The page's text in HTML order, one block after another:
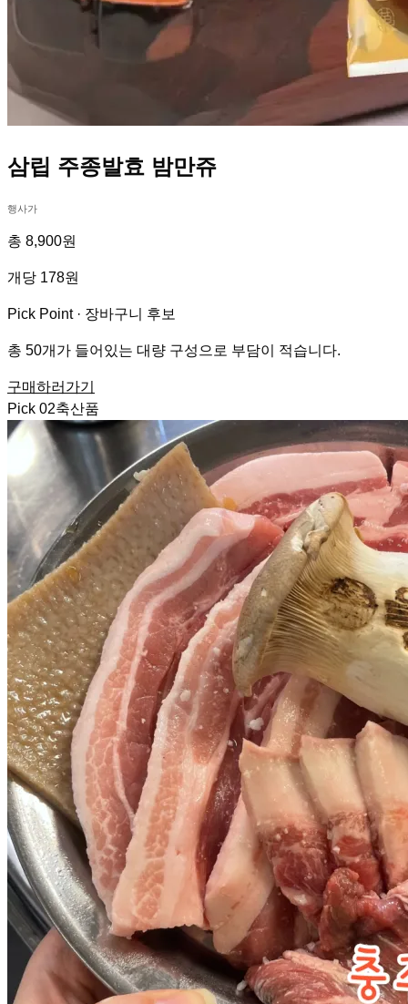
삼립 주종발효 밤만쥬
행사가
총 8,900원
개당 178원
Pick Point · 장바구니 후보
총 50개가 들어있는 대량 구성으로 부담이 적습니다.
구매하러가기
Pick 02축산품